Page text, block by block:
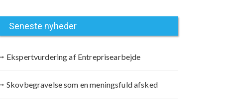
Seneste nyheder
Ekspertvurdering af Entreprisearbejde
Skovbegravelse som en meningsfuld afsked